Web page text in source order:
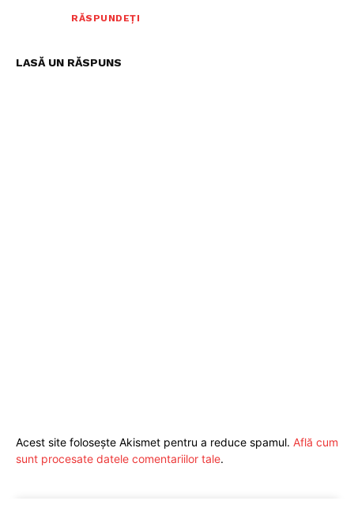
RĂSPUNDEȚI
LASĂ UN RĂSPUNS
Acest site folosește Akismet pentru a reduce spamul. Află cum
sunt procesate datele comentariilor tale.